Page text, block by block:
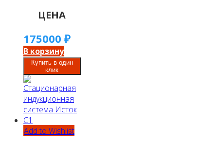
ЦЕНА
175000 ₽
В корзину
Купить в один
клик
Add to Wishlist